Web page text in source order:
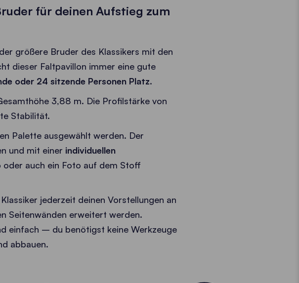
für deinen Aufstieg zum
größere Bruder des Klassikers mit den
dieser Faltpavillon immer eine gute
oder 24 sitzende Personen Platz.
3,88 m. Die Profilstärke von
Stabilität.
Palette ausgewählt werden. Der
und mit einer individuellen
auch ein Foto auf dem Stoff
jederzeit deinen Vorstellungen an
Seitenwänden erweitert werden.
einfach – du benötigst keine Werkzeuge
abbauen.